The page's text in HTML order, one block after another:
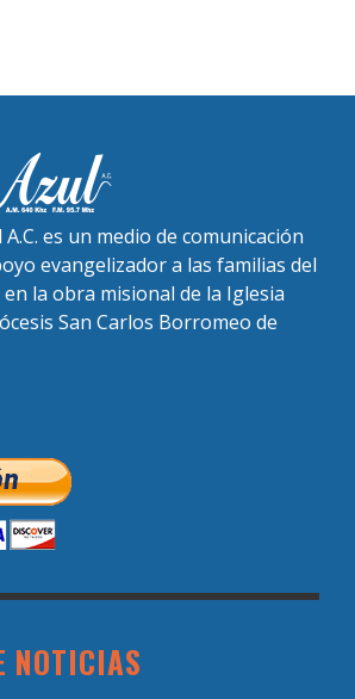
es un medio de comunicación
evangelizador a las familias del
la obra misional de la Iglesia
San Carlos Borromeo de
NOTICIAS